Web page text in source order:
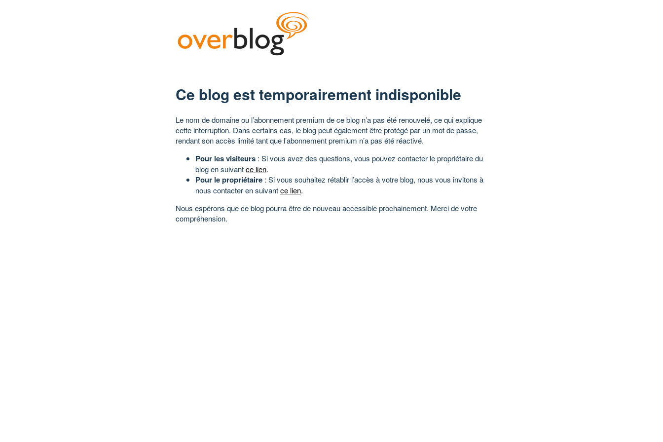
Ce blog est temporairement indisponible
Le nom de domaine ou l’abonnement premium de ce blog n’a pas été renouvelé, ce qui explique
cette interruption. Dans certains cas, le blog peut également être protégé par un mot de passe,
rendant son accès limité tant que l’abonnement premium n’a pas été réactivé.
Pour les visiteurs : Si vous avez des questions, vous pouvez contacter le propriétaire du
blog en suivantce lien.
Pour le propriétaire : Si vous souhaitez rétablir l’accès à votre blog, nous vous invitons à
nous contacter en suivantce lien.
Nous espérons que ce blog pourra être de nouveau accessible prochainement. Merci de votre
compréhension.